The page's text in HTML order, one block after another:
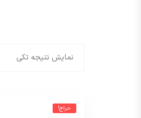
نمایش نتیجه تکی
حراج!